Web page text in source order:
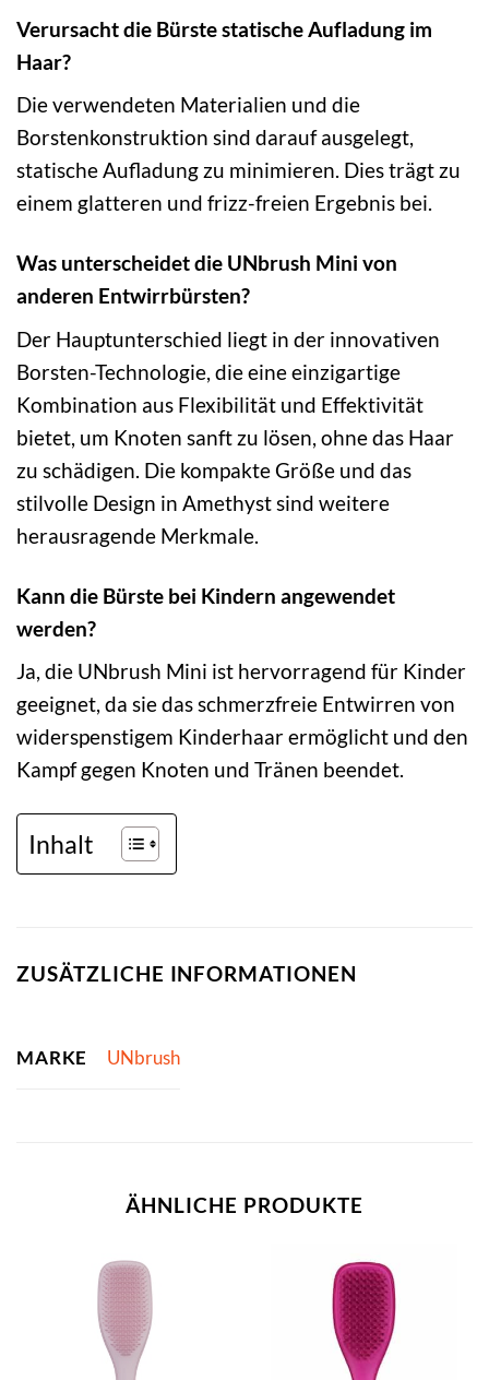
Verursacht die Bürste statische Aufladung im
Haar?
Die verwendeten Materialien und die
Borstenkonstruktion sind darauf ausgelegt,
statische Aufladung zu minimieren. Dies trägt zu
einem glatteren und frizz-freien Ergebnis bei.
Was unterscheidet die UNbrush Mini von
anderen Entwirrbürsten?
Der Hauptunterschied liegt in der innovativen
Borsten-Technologie, die eine einzigartige
Kombination aus Flexibilität und Effektivität
bietet, um Knoten sanft zu lösen, ohne das Haar
zu schädigen. Die kompakte Größe und das
stilvolle Design in Amethyst sind weitere
herausragende Merkmale.
Kann die Bürste bei Kindern angewendet
werden?
Ja, die UNbrush Mini ist hervorragend für Kinder
geeignet, da sie das schmerzfreie Entwirren von
widerspenstigem Kinderhaar ermöglicht und den
Kampf gegen Knoten und Tränen beendet.
Inhalt
ZUSÄTZLICHE INFORMATIONEN
MARKE UNbrush
ÄHNLICHE PRODUKTE